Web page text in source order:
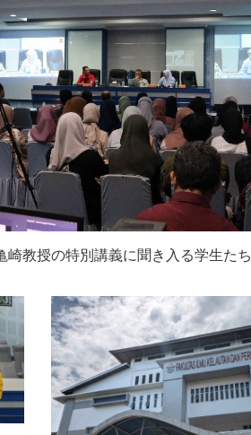
崎教授の特別講義に聞き入る学生たち